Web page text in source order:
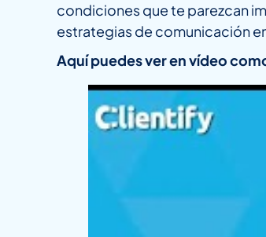
condiciones que te parezcan
estrategias de comunicación
Aquí puedes ver en vídeo